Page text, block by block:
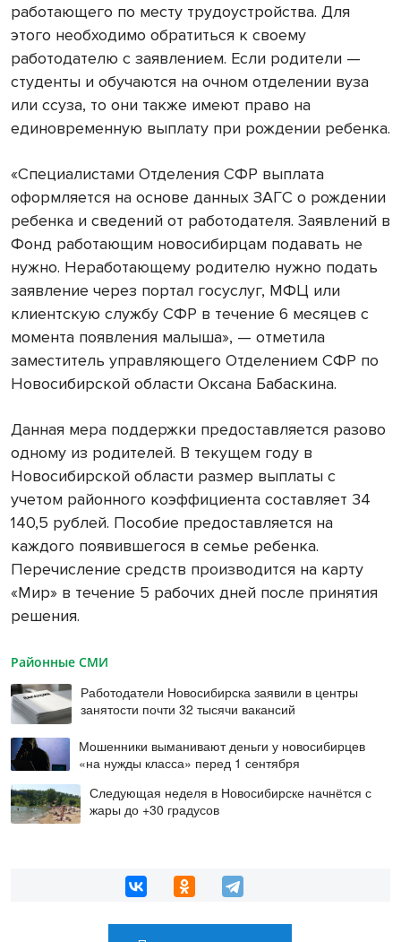
работающего по месту трудоустройства. Для
этого необходимо обратиться к своему
работодателю с заявлением. Если родители —
студенты и обучаются на очном отделении вуза
или ссуза, то они также имеют право на
единовременную выплату при рождении ребенка.
«Специалистами Отделения СФР выплата
оформляется на основе данных ЗАГС о рождении
ребенка и сведений от работодателя. Заявлений в
Фонд работающим новосибирцам подавать не
нужно. Неработающему родителю нужно подать
заявление через портал госуслуг, МФЦ или
клиентскую службу СФР в течение 6 месяцев с
момента появления малыша», — отметила
заместитель управляющего Отделением СФР по
Новосибирской области Оксана Бабаскина.
Данная мера поддержки предоставляется разово
одному из родителей. В текущем году в
Новосибирской области размер выплаты с
учетом районного коэффициента составляет 34
140,5 рублей. Пособие предоставляется на
каждого появившегося в семье ребенка.
Перечисление средств производится на карту
«Мир» в течение 5 рабочих дней после принятия
решения.
Районные СМИ
Работодатели Новосибирска заявили в центры
занятости почти 32 тысячи вакансий
Мошенники выманивают деньги у новосибирцев
«на нужды класса» перед 1 сентября
Следующая неделя в Новосибирске начнётся с
жары до +30 градусов